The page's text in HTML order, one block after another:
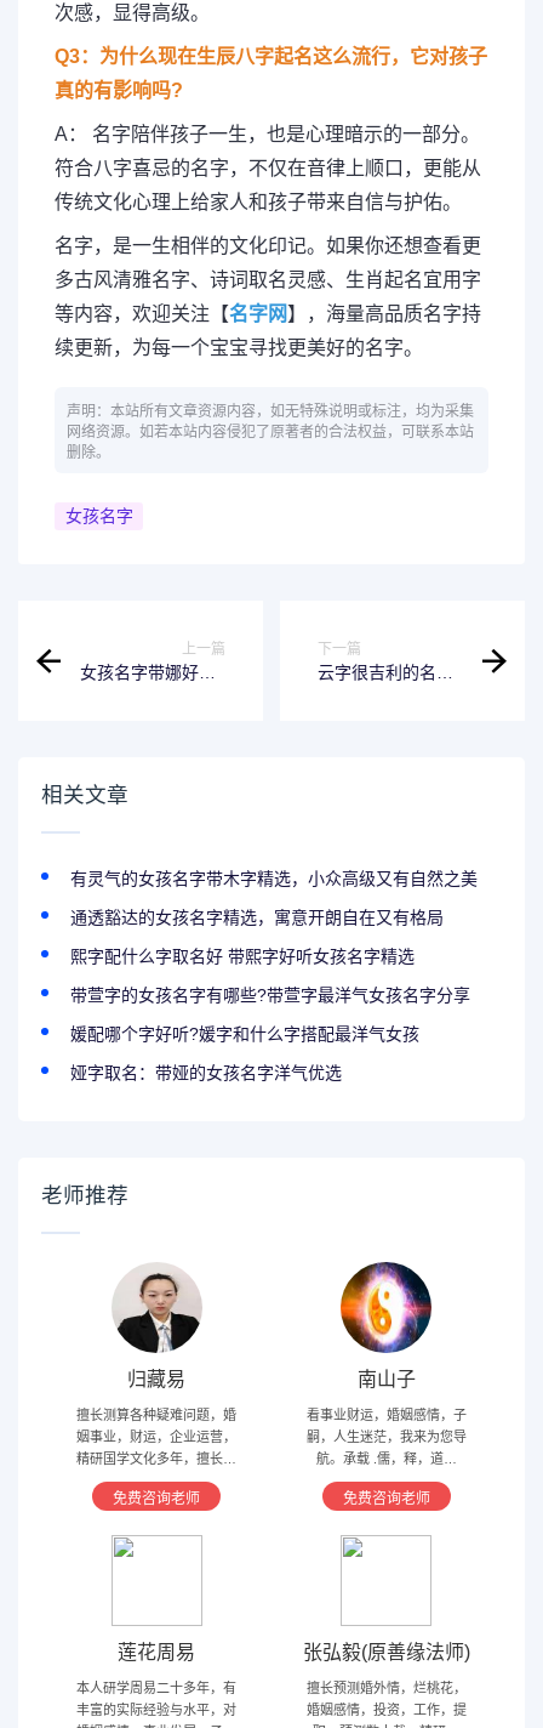
次感，显得高级。
Q3：为什么现在生辰八字起名这么流行，它对孩子
真的有影响吗?
A： 名字陪伴孩子一生，也是心理暗示的一部分。
符合八字喜忌的名字，不仅在音律上顺口，更能从
传统文化心理上给家人和孩子带来自信与护佑。
名字，是一生相伴的文化印记。如果你还想查看更
多古风清雅名字、诗词取名灵感、生肖起名宜用字
等内容，欢迎关注【名字网】，海量高品质名字持
续更新，为每一个宝宝寻找更美好的名字。
声明：本站所有文章资源内容，如无特殊说明或标注，均为采集
网络资源。如若本站内容侵犯了原著者的合法权益，可联系本站
删除。
女孩名字
上一篇
女孩名字带娜好吗?
下一篇
云字很吉利的名字
相关文章
有灵气的女孩名字带木字精选，小众高级又有自然之美
通透豁达的女孩名字精选，寓意开朗自在又有格局
熙字配什么字取名好 带熙字好听女孩名字精选
带萱字的女孩名字有哪些?带萱字最洋气女孩名字分享
媛配哪个字好听?媛字和什么字搭配最洋气女孩
娅字取名：带娅的女孩名字洋气优选
老师推荐
归藏易
擅长测算各种疑难问题，婚
姻事业，财运，企业运营，
精研国学文化多年，擅长归
藏易，盲派占卜，太乙，河
洛卦，紫薇，奇门遁甲等多
免费咨询老师
南山子
看事业财运，婚姻感情，子
嗣，人生迷茫，我来为您导
航。承载 .儒，释，道文
化，研究易经多年，精通八
字，六爻，奇门遁甲。
免费咨询老师
莲花周易
本人研学周易二十多年，有
丰富的实际经验与水平，对
张弘毅(原善缘法师)
擅长预测婚外情，烂桃花，
婚姻感情，投资，工作，提